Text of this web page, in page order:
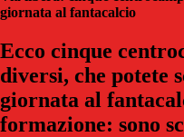
giornata al fantacalcio
Ecco cinque
diversi, che potete
giornata al
formazione: sono